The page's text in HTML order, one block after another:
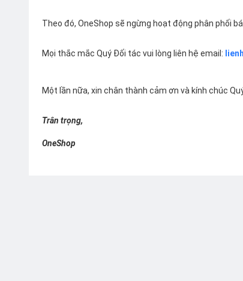
Theo đó, OneShop sẽ ngừng hoạt động phân phối
Mọi thắc mắc Quý Đối tác vui lòng liên hệ email:
Một lần nữa, xin chân thành cảm ơn và kính chúc
Trân trọng,
OneShop